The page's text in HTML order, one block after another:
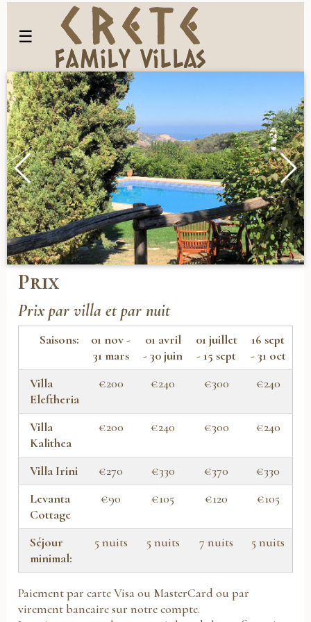
☰
Prix
Prix par villa et par nuit
Saisons:
01 nov -
31 mars
01 avril
- 30 juin
01 juillet
- 15 sept
16 sept
- 31 oct
Villa
Eleftheria
€200 €240 €300 €240
Villa
Kalithea
€200 €240 €300 €240
Villa Irini €270 €330 €370
€330
Levanta
Cottage
€90 €105 €120 €105
Séjour
minimal:
5 nuits 5 nuits 7 nuits 5 nuits
Paiement par carte Visa ou MasterCard ou par
virement bancaire sur notre compte.